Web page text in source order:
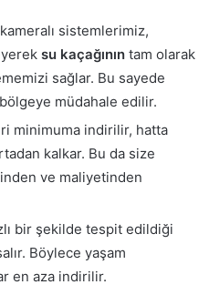
sistemlerimiz,
su kaçağının tam olarak
sağlar. Bu sayede
müdahale edilir.
minimuma indirilir, hatta
kalkar. Bu da size
ve maliyetinden
bir şekilde tespit edildiği
Böylece yaşam
en aza indirilir.